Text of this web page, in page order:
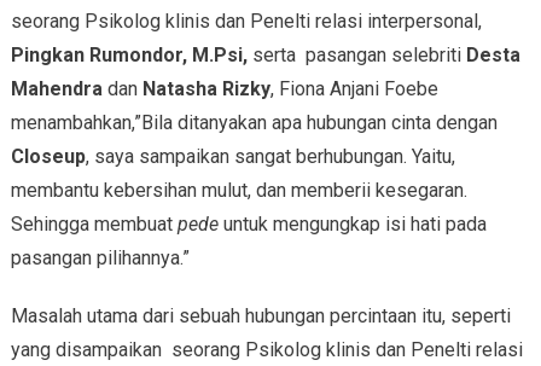
seorang Psikolog klinis dan Penelti relasi interpersonal,
Pingkan Rumondor, M.Psi, serta pasangan selebriti Desta
Mahendra danNatasha Rizky, Fiona Anjani Foebe
menambahkan,”Bila ditanyakan apa hubungan cinta dengan
Closeup, saya sampaikan sangat berhubungan. Yaitu,
membantu kebersihan mulut, dan memberii kesegaran.
Sehingga membuat pedeuntuk mengungkap isi hati pada
pasangan pilihannya.”
Masalah utama dari sebuah hubungan percintaan itu, seperti
yang disampaikan seorang Psikolog klinis dan Penelti relasi